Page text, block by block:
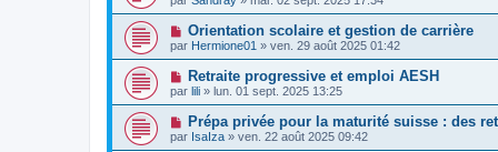
Orientation scolaire et gestion de carrière
par Hermione01 » ven. 29 août 2025 01:42
Retraite progressive et emploi AESH
par lili » lun. 01 sept. 2025 13:25
Prépa privée pour la maturité suisse : des
par IsaIza » ven. 22 août 2025 09:42